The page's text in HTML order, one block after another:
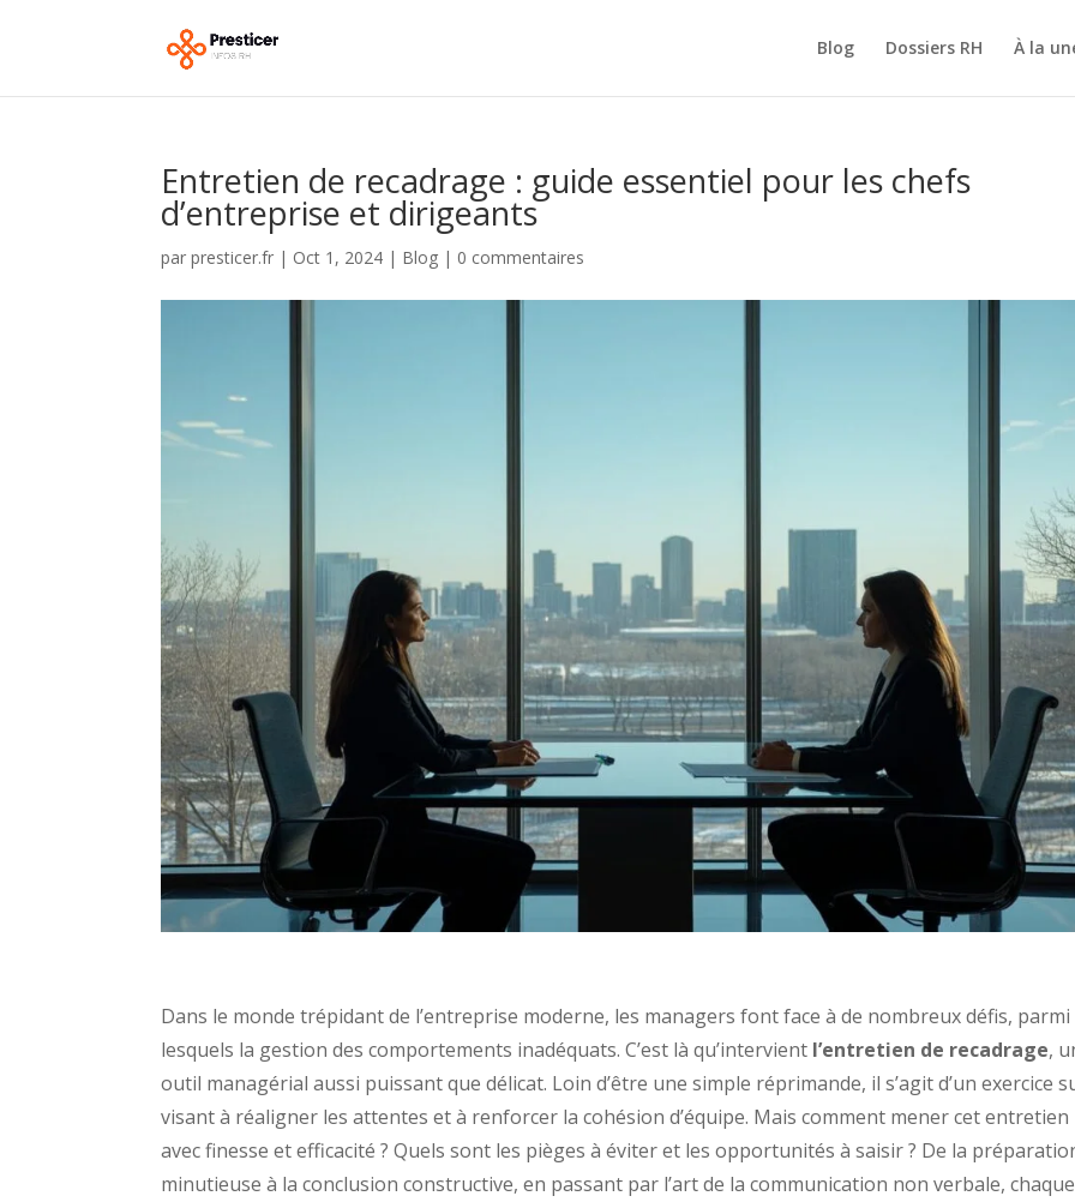
Blog Dossiers RH À la
Entretien de recadrage : guide essentiel pour les chefs
d’entreprise et dirigeants
parpresticer.fr | Oct 1, 2024 | Blog | 0 commentaires
Dans le monde trépidant de l’entreprise moderne, les managers font face à de nombreux défis, parmi
lesquels la gestion des comportements inadéquats. C’est là qu’intervient l’entretien de recadrage,
outil managérial aussi puissant que délicat. Loin d’être une simple réprimande, il s’agit d’un exercice
visant à réaligner les attentes et à renforcer la cohésion d’équipe. Mais comment mener cet entretien
avec finesse et efficacité ? Quels sont les pièges à éviter et les opportunités à saisir ? De la
minutieuse à la conclusion constructive, en passant par l’art de la communication non verbale, chaque